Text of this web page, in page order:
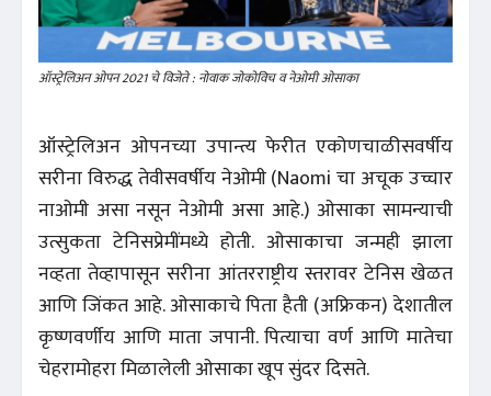
ऑस्ट्रेलिअन ओपन 2021 चे विजेते : नोवाक जोकोविच व नेओमी ओसाका
ऑस्ट्रेलिअन ओपनच्या उपान्त्य फेरीत एकोणचाळीसवर्षीय
सरीना विरुद्ध तेवीसवर्षीय नेओमी (Naomi चा अचूक उच्चार
नाओमी असा नसून नेओमी असा आहे.) ओसाका सामन्याची
उत्सुकता टेनिसप्रेमींमध्ये होती. ओसाकाचा जन्मही झाला
नव्हता तेव्हापासून सरीना आंतरराष्ट्रीय स्तरावर टेनिस खेळत
आणि जिंकत आहे. ओसाकाचे पिता हैती (अफ्रिकन) देशातील
कृष्णवर्णीय आणि माता जपानी. पित्याचा वर्ण आणि मातेचा
चेहरामोहरा मिळालेली ओसाका खूप सुंदर दिसते.